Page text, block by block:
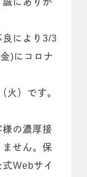
にありが
良により3/3
)にコロナ
火）です。
の濃厚接
せん。保
Webサイ